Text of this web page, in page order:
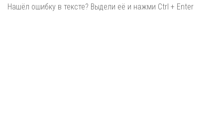
Нашёл ошибку в тексте? Выдели её и нажми Ctrl + Enter